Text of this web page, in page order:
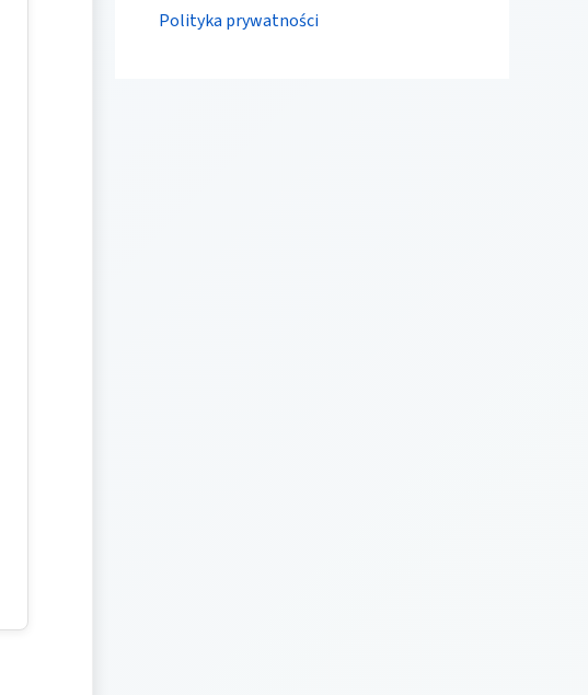
Polityka prywatności